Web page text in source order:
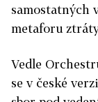
samostatných
metaforu
Vedle
se v české